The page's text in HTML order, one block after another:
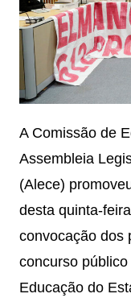
A Comissão de
Assembleia
(Alece)
desta quinta-
convocação dos
concurso
Educação do